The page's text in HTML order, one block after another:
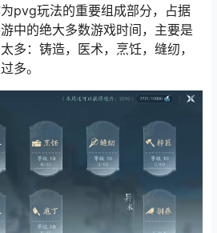
pvg玩法的重要组成部分，占据
中的绝大多数游戏时间，主要是
多：铸造，医术，烹饪，缝纫，
多。